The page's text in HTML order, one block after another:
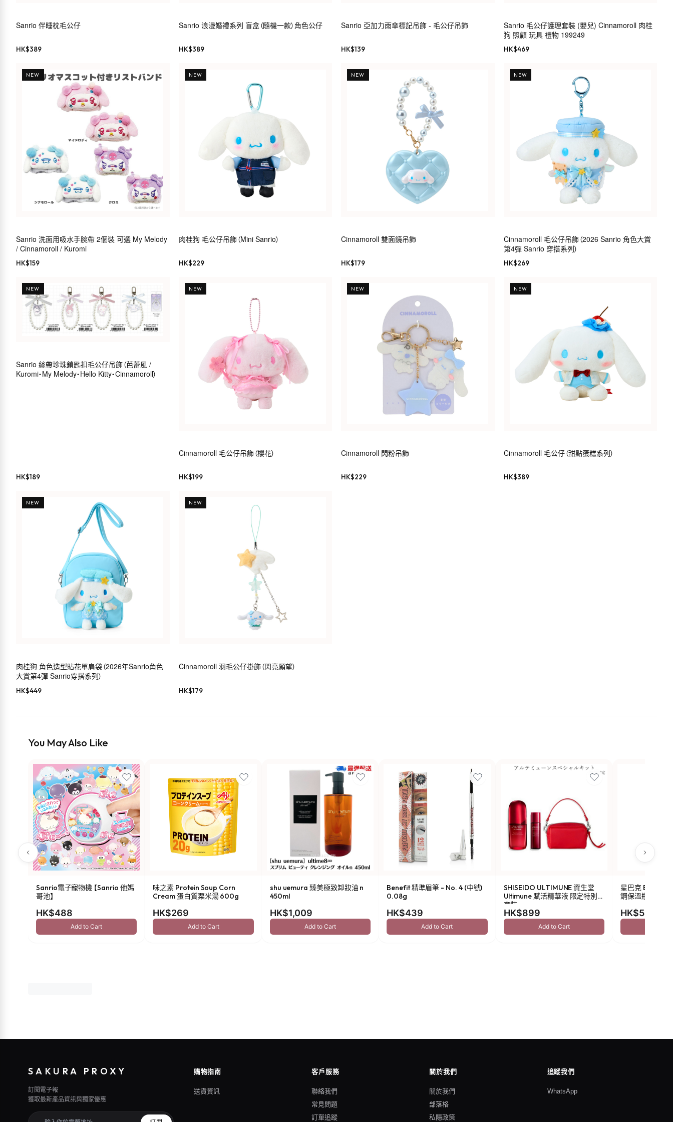
Sanrio 伴睡枕毛公仔
HK$389
Sanrio 浪漫婚禮系列 盲盒（隨機一款）角色公仔
HK$389
Sanrio 亞加力雨傘標記吊飾 - 毛公仔吊飾
HK$139
Sanrio 毛公仔護理套裝 (嬰兒) Cinnamoroll 肉桂
狗 照顧 玩具 禮物 199249
HK$469
NEW
Sanrio 洗面用吸水手腕帶 2個裝 可選 My Melody
/ Cinnamoroll / Kuromi
HK$159
NEW
肉桂狗 毛公仔吊飾（Mini Sanrio）
HK$229
NEW
Cinnamoroll 雙面鏡吊飾
HK$179
NEW
Cinnamoroll 毛公仔吊飾（2026 Sanrio 角色大賞
第4彈 Sanrio 穿搭系列）
HK$269
NEW
Sanrio 絲帶珍珠鎖匙扣毛公仔吊飾（芭蕾風 /
Kuromi・My Melody・Hello Kitty・Cinnamoroll）
HK$189
NEW
Cinnamoroll 毛公仔吊飾（櫻花）
HK$199
NEW
Cinnamoroll 閃粉吊飾
HK$229
NEW
Cinnamoroll 毛公仔（甜點蛋糕系列）
HK$389
NEW
肉桂狗 角色造型貼花單肩袋（2026年Sanrio角色
大賞第4彈 Sanrio穿搭系列）
HK$449
NEW
Cinnamoroll 羽毛公仔掛飾（閃亮願望）
HK$179
You May Also Like
Sanrio電子寵物機 【Sanrio 他媽
哥池】
HK$488
Add to Cart
味之素 Protein Soup Corn
Cream 蛋白質粟米湯 600g
HK$269
Add to Cart
shu uemura 臻美極致卸妝油 n
450ml
HK$1,009
Add to Cart
Benefit 精準眉筆 - No. 4 (中號)
0.08g
HK$439
Add to Cart
SHISEIDO ULTIMUNE 資生堂
Ultimune 賦活精華液 限定特別
套裝
HK$899
Add to Cart
星巴克 Been
鋼保溫瓶 473ml
HK$549
SAKURA PROXY
訂閱電子報
獲取最新產品資訊與獨家優惠
購物指南
送貨資訊
客戶服務
聯絡我們
常見問題
訂單追蹤
關於我們
關於我們
部落格
私隱政策
追蹤我們
WhatsApp